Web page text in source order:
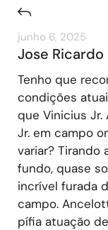
junho 6, 2025
Jose Ricardo
Tenho que
condições
que Vinicius
Jr. em campo
variar? Tirando
fundo, quase
incrível furada
campo.
pífia atuação